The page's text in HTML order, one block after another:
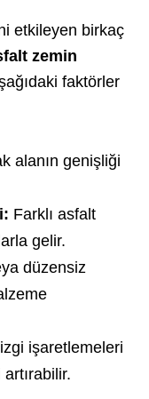
etkileyen birkaç
zemin
faktörler
alanın genişliği
Farklı asfalt
gelir.
düzensiz
işaretlemeleri